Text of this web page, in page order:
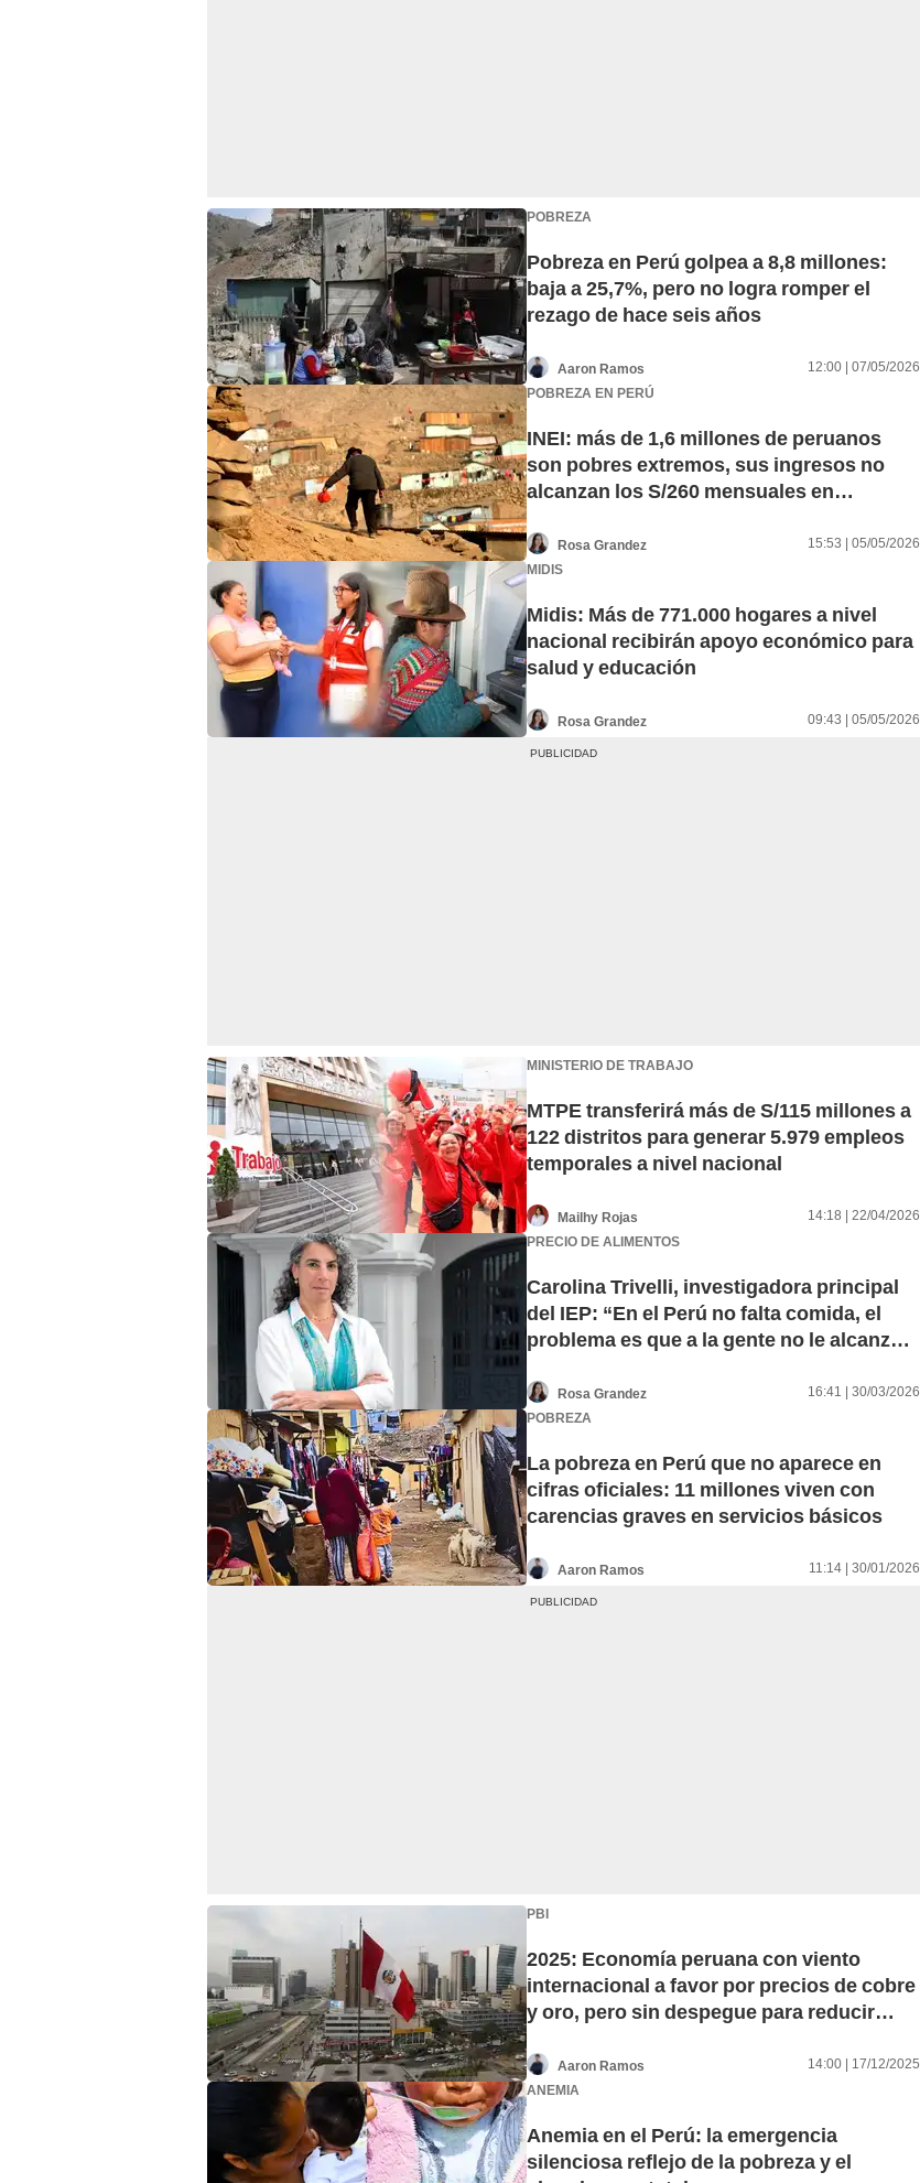
POBREZA
Pobreza en Perú golpea a 8,8 millones:
baja a 25,7%, pero no logra romper el
rezago de hace seis años
Aaron Ramos
12:00 | 07/05/2026
POBREZA EN PERÚ
INEI: más de 1,6 millones de peruanos
son pobres extremos, sus ingresos no
alcanzan los S/260 mensuales en
Rosa Grandez
15:53 | 05/05/2026
MIDIS
Midis: Más de 771.000 hogares a nivel
nacional recibirán apoyo económico para
salud y educación
Rosa Grandez 09:43 | 05/05/2026
MINISTERIO DE TRABAJO
MTPE transferirá más de S/115 millones a
122 distritos para generar 5.979 empleos
temporales a nivel nacional
Mailhy Rojas
14:18 | 22/04/2026
PRECIO DE ALIMENTOS
Carolina Trivelli, investigadora principal
del IEP: “En el Perú no falta comida, el
problema es que a la gente no le alcanza
Rosa Grandez
16:41 | 30/03/2026
POBREZA
La pobreza en Perú que no aparece en
cifras oficiales: 11 millones viven con
carencias graves en servicios básicos
Aaron Ramos 11:14 | 30/01/2026
PBI
2025: Economía peruana con viento
internacional a favor por precios de cobre
y oro, pero sin despegue para reducir
Aaron Ramos
14:00 | 17/12/2025
ANEMIA
Anemia en el Perú: la emergencia
silenciosa reflejo de la pobreza y el